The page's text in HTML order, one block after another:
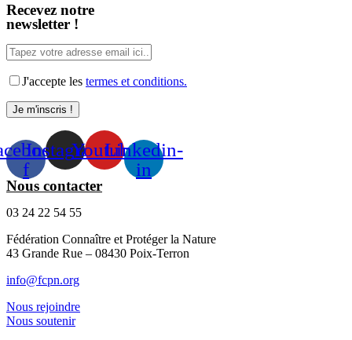
Recevez notre
newsletter !
J'accepte les termes et conditions.
f
InstagramYoutubeLinkedin-
in
Nous contacter
03 24 22 54 55
Fédération Connaître et Protéger la Nature
43 Grande Rue – 08430 Poix-Terron
info@fcpn.org
Nous rejoindre
Nous soutenir